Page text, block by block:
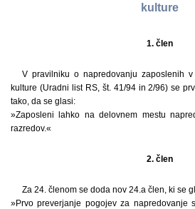
kulture
1. člen
V pravilniku o napredovanju zaposlenih
kulture (Uradni list RS, št. 41/94 in 2/96) se
tako, da se glasi:
»Zaposleni lahko na delovnem mestu
razredov.«
2. člen
Za 24. členom se doda nov 24.a člen, ki se
»Prvo preverjanje pogojev za napredovanje